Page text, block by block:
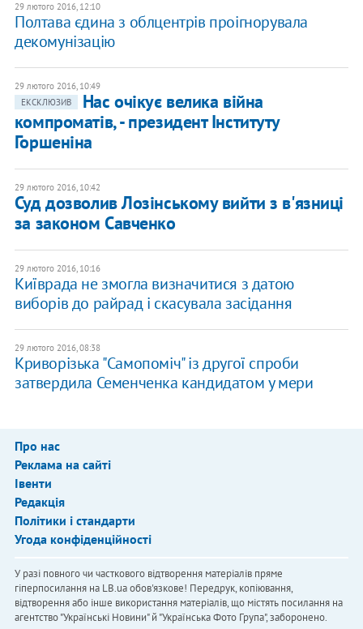
29 лютого 2016, 12:10
Полтава єдина з облцентрів проігнорувала
декомунізацію
29 лютого 2016, 10:49
ЕКСКЛЮЗИВ
Нас очікує велика війна
компроматів, - президент Інституту
Горшеніна
29 лютого 2016, 10:42
Суд дозволив Лозінському вийти з в'язниці
за законом Савченко
29 лютого 2016, 10:16
Київрада не змогла визначитися з датою
виборів до райрад і скасувала засідання
29 лютого 2016, 08:38
Криворізька "Самопоміч" із другої спроби
затвердила Семенченка кандидатом у мери
Про нас
Реклама на сайті
Івенти
Редакція
Політики і стандарти
Угода конфіденційності
У разі повного чи часткового відтворення матеріалів пряме
гіперпосилання на LB.ua обов'язкове! Передрук, копіювання,
відтворення або інше використання матеріалів, що містять посилання на
агентство "Українськi Новини" й "Українська Фото Група", заборонено.